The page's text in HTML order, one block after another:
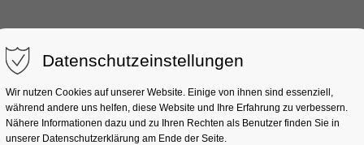
ipsum dolor sit amet:
Cybersteel Inc.
376-293 City Road, Suite
San Francisco, CA 94102
Datenschutzeinstellungen
Wir nutzen Cookies auf unserer Website. Einige von ihnen sind essenziell,
während andere uns helfen, diese Website und Ihre Erfahrung zu verbessern.
Nähere Informationen dazu und zu Ihren Rechten als Benutzer finden Sie in
unserer Datenschutzerklärung am Ende der Seite.